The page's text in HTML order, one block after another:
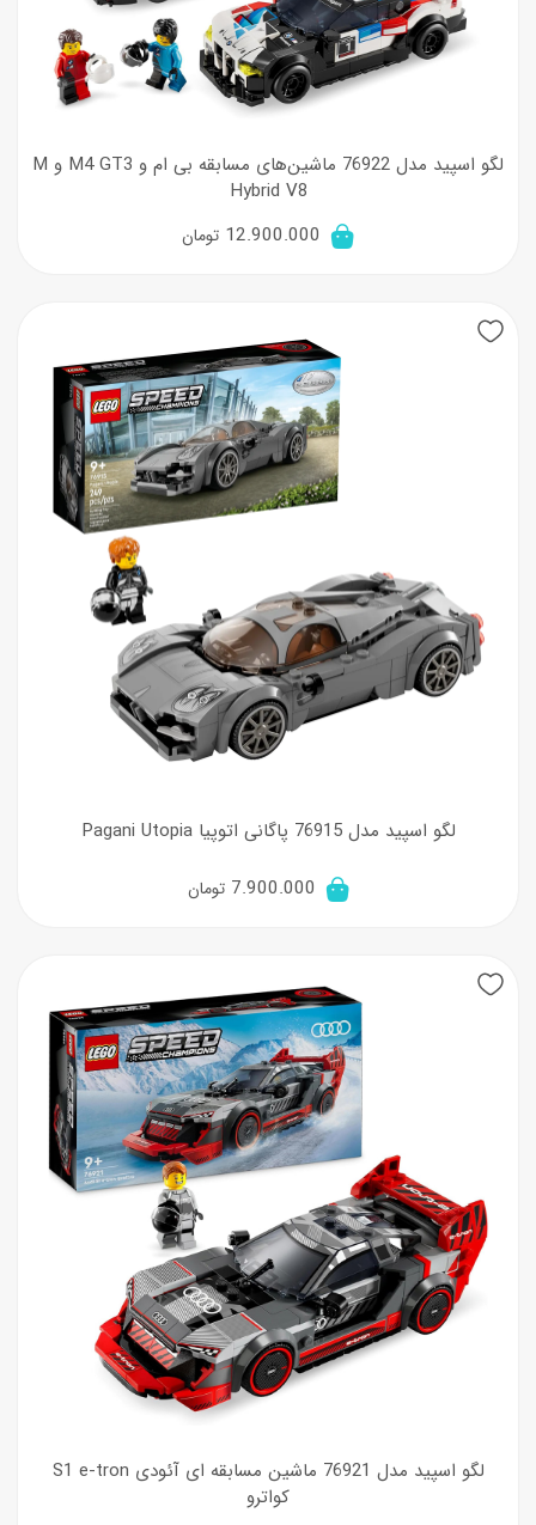
لگو اسپید مدل 76922 ماشین‌های مسابقه بی‌ ام‌ و M4 GT3 و M
Hybrid V8
12.900.000 تومان
لگو اسپید مدل 76915 پاگانی اتوپیا Pagani Utopia
7.900.000 تومان
لگو اسپید مدل 76921 ماشین مسابقه ای آئودی S1 e-tron
کواترو